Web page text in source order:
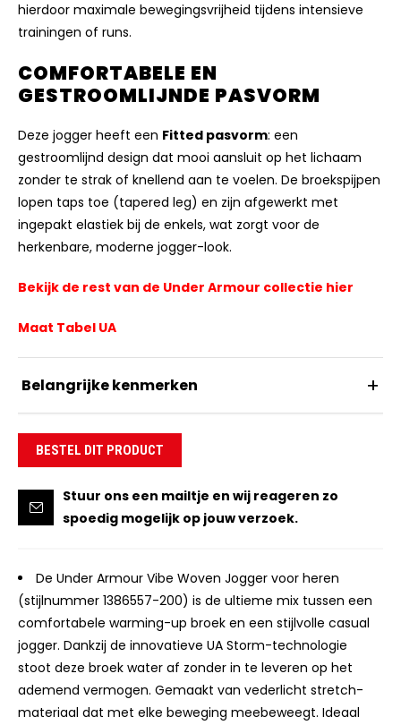
hierdoor maximale bewegingsvrijheid tijdens intensieve
trainingen of runs.
COMFORTABELE EN
GESTROOMLIJNDE PASVORM
Deze jogger heeft een Fitted pasvorm: een
gestroomlijnd design dat mooi aansluit op het lichaam
zonder te strak of knellend aan te voelen. De broekspijpen
lopen taps toe (tapered leg) en zijn afgewerkt met
ingepakt elastiek bij de enkels, wat zorgt voor de
herkenbare, moderne jogger-look.
Bekijk de rest van de Under Armour collectie hier
Maat Tabel UA
Belangrijke kenmerken
BESTEL DIT PRODUCT
Stuur ons een mailtje en wij reageren zo
spoedig mogelijk op jouw verzoek.
De Under Armour Vibe Woven Jogger voor heren
(stijlnummer 1386557-200) is de ultieme mix tussen een
comfortabele warming-up broek en een stijlvolle casual
jogger. Dankzij de innovatieve UA Storm-technologie
stoot deze broek water af zonder in te leveren op het
ademend vermogen. Gemaakt van vederlicht stretch-
materiaal dat met elke beweging meebeweegt. Ideaal